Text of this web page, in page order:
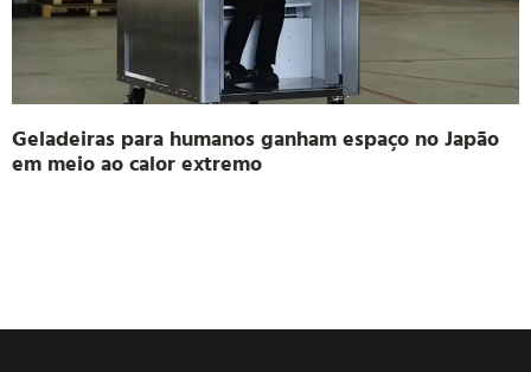
Geladeiras para humanos ganham espaço no Japão
em meio ao calor extremo